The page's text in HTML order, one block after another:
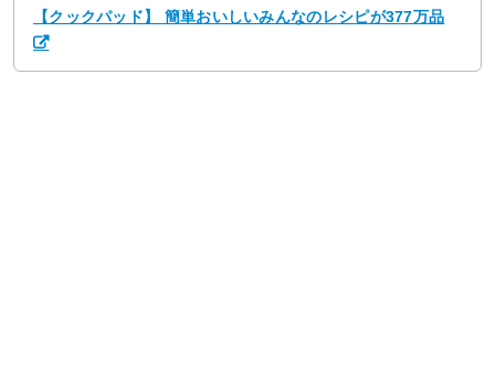
【クックパッド】 簡単おいしいみんなのレシピが377万品